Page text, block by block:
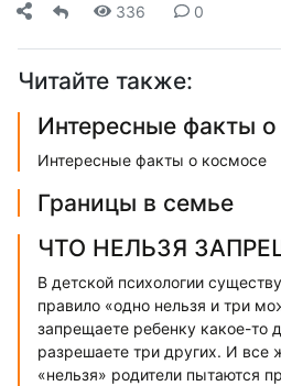
336 0
Читайте также:
Интересные факты
Интересные факты о космосе
Границы в семье
ЧТО НЕЛЬЗЯ
В детской психологии
правило «одно нельзя и три
запрещаете ребенку какое-то
разрешаете три других. И все
«нельзя» родители пытаются